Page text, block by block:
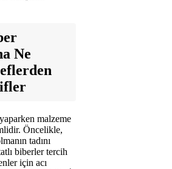
Ne
malzeme
Öncelikle,
tadını
biberler tercih
için acı